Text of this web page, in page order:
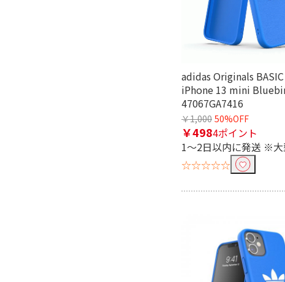
adidas Originals BASIC
iPhone 13 mini
47067GA7416
￥1,000 50%OFF
￥4984ポイント
1～2日以内に発送 ※大
☆☆☆☆☆